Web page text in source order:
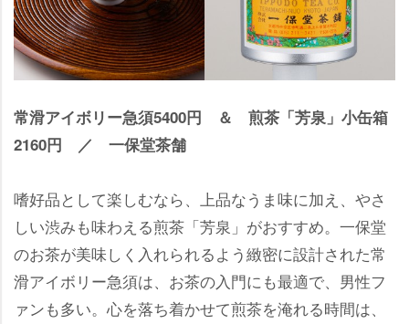
常滑アイボリー急須5400円 ＆ 煎茶「芳泉」小缶箱
2160円 ／ 一保堂茶舗
嗜好品として楽しむなら、上品なうま味に加え、やさ
しい渋みも味わえる煎茶「芳泉」がおすすめ。一保堂
のお茶が美味しく入れられるよう緻密に設計された常
滑アイボリー急須は、お茶の入門にも最適で、男性フ
ァンも多い。心を落ち着かせて煎茶を淹れる時間は、